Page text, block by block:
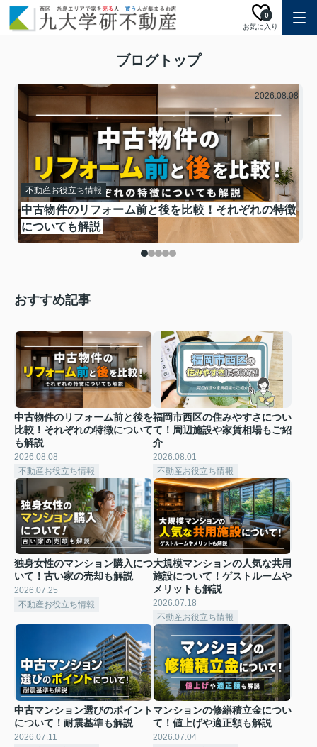
お気に入り
0
ブログトップ
2026.08.08
不動産お役立ち情報
中古物件のリフォーム前と後を比較！それぞれの特徴
についても解説
おすすめ記事
中古物件のリフォーム前と後を
比較！それぞれの特徴について
も解説
2026.08.08
不動産お役立ち情報
福岡市⻄区の住みやすさについ
て！周辺施設や家賃相場もご紹
介
2026.08.01
不動産お役立ち情報
独身女性のマンション購入につ
いて！古い家の売却も解説
2026.07.25
不動産お役立ち情報
大規模マンションの人気な共用
施設について！ゲストルームや
メリットも解説
2026.07.18
不動産お役立ち情報
中古マンション選びのポイント
について！耐震基準も解説
2026.07.11
マンションの修繕積立金につい
て！値上げや適正額も解説
2026.07.04